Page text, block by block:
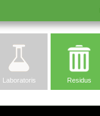
Laboratoris Residus